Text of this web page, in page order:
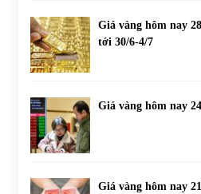
Giá vàng hôm nay
tới 30/6-4/7
Giá vàng hôm nay
Giá vàng hôm nay